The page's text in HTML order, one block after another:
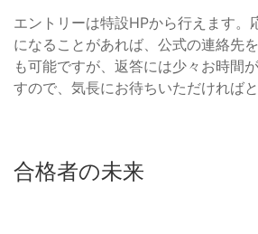
エントリーは特設HPから行えます。
になることがあれば、公式の連絡先
も可能ですが、返答には少々お時間
すので、気長にお待ちいただければと
合格者の未来